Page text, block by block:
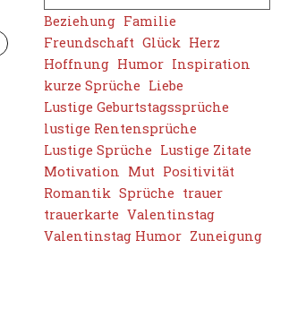
Beziehung Familie
Freundschaft Glück Herz
Hoffnung Humor Inspiration
kurze Sprüche Liebe
Lustige Geburtstagssprüche
lustige Rentensprüche
Lustige Sprüche Lustige Zitate
Motivation Mut Positivität
Romantik Sprüche trauer
trauerkarte Valentinstag
Valentinstag Humor Zuneigung